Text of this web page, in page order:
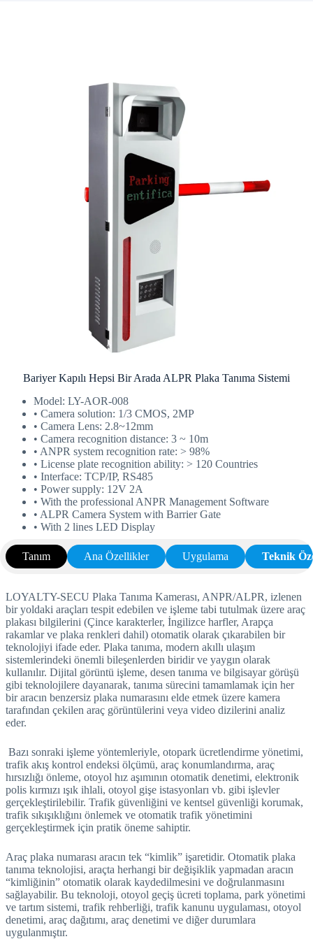
Bariyer Kapılı Hepsi Bir Arada ALPR Plaka Tanıma Sistemi
Model: LY-AOR-008
• Camera solution: 1/3 CMOS, 2MP
• Camera Lens: 2.8~12mm
• Camera recognition distance: 3 ~ 10m
• ANPR system recognition rate: > 98%
• License plate recognition ability: > 120 Countries
• Interface: TCP/IP, RS485
• Power supply: 12V 2A
• With the professional ANPR Management Software
• ALPR Camera System with Barrier Gate
• With 2 lines LED Display
Tanım Ana Özellikler Uygulama Teknik
LOYALTY-SECU Plaka Tanıma Kamerası, ANPR/ALPR, izlenen
bir yoldaki araçları tespit edebilen ve işleme tabi tutulmak üzere araç
plakası bilgilerini (Çince karakterler, İngilizce harfler, Arapça
rakamlar ve plaka renkleri dahil) otomatik olarak çıkarabilen bir
teknolojiyi ifade eder. Plaka tanıma, modern akıllı ulaşım
sistemlerindeki önemli bileşenlerden biridir ve yaygın olarak
kullanılır. Dijital görüntü işleme, desen tanıma ve bilgisayar görüşü
gibi teknolojilere dayanarak, tanıma sürecini tamamlamak için her
bir aracın benzersiz plaka numarasını elde etmek üzere kamera
tarafından çekilen araç görüntülerini veya video dizilerini analiz
eder.
Bazı sonraki işleme yöntemleriyle, otopark ücretlendirme yönetimi,
trafik akış kontrol endeksi ölçümü, araç konumlandırma, araç
hırsızlığı önleme, otoyol hız aşımının otomatik denetimi, elektronik
polis kırmızı ışık ihlali, otoyol gişe istasyonları vb. gibi işlevler
gerçekleştirilebilir. Trafik güvenliğini ve kentsel güvenliği korumak,
trafik sıkışıklığını önlemek ve otomatik trafik yönetimini
gerçekleştirmek için pratik öneme sahiptir.
Araç plaka numarası aracın tek “kimlik” işaretidir. Otomatik plaka
tanıma teknolojisi, araçta herhangi bir değişiklik yapmadan aracın
“kimliğinin” otomatik olarak kaydedilmesini ve doğrulanmasını
sağlayabilir. Bu teknoloji, otoyol geçiş ücreti toplama, park yönetimi
ve tartım sistemi, trafik rehberliği, trafik kanunu uygulaması, otoyol
denetimi, araç dağıtımı, araç denetimi ve diğer durumlara
uygulanmıştır.